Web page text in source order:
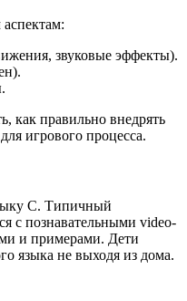
звуковые эффекты).
как правильно внедрять
игрового процесса.
C. Типичный
с познавательными video-
и примерами. Дети
языка не выходя из дома.